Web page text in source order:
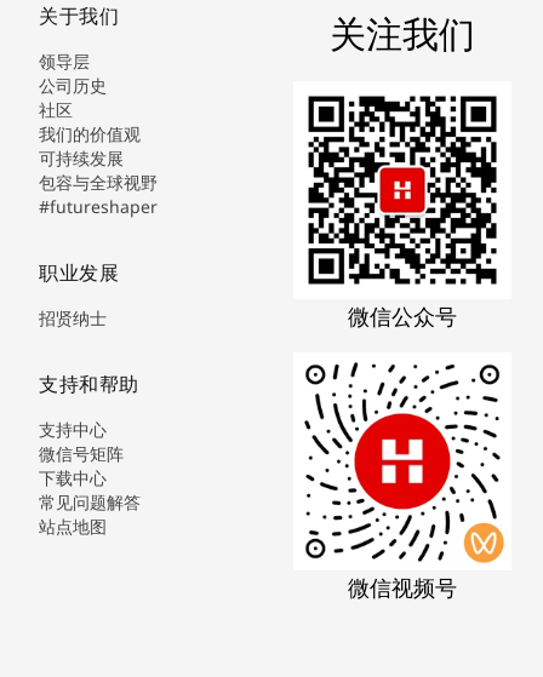
关于我们
领导层
公司历史
社区
我们的价值观
可持续发展
包容与全球视野
#futureshaper
职业发展
招贤纳士
支持和帮助
支持中心
微信号矩阵
下载中心
常见问题解答
站点地图
关注我们
微信公众号
微信视频号